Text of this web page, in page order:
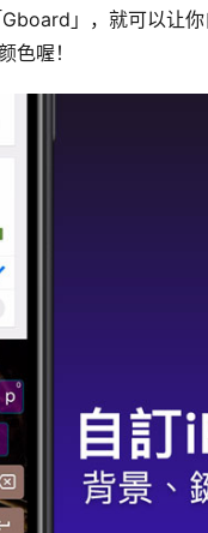
」，就可以让
色喔！